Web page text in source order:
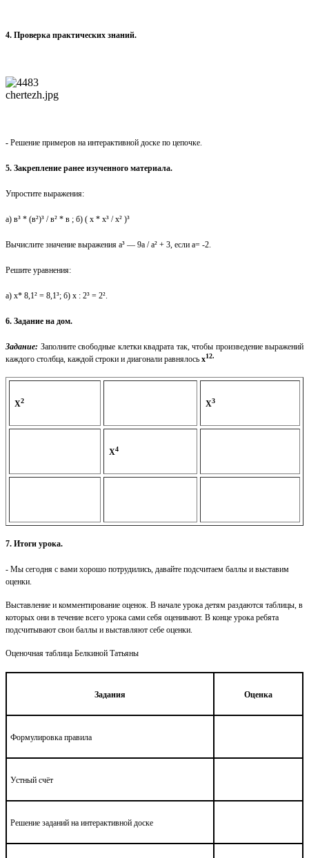
4. Проверка практических знаний.
chertezh.jpg
- Решение примеров на интерактивной доске по цепочке.
5. Закрепление ранее изученного материала.
Упростите выражения:
а) в³ * (в²)³ / в² * в ; б) ( х * х³ / х² )³
Вычислите значение выражения а³ — 9а / а² + 3, если а= -2.
Решите уравнения:
а) х* 8,1² = 8,1³; б) х : 2³ = 2².
6. Задание на дом.
Задание: Заполните свободные клетки квадрата так, чтобы произведение выражений
каждого столбца, каждой строки и диагонали равнялось х12.
Х2 Х3
Х4
7. Итоги урока.
- Мы сегодня с вами хорошо потрудились, давайте подсчитаем баллы и выставим
оценки.
Выставление и комментирование оценок. В начале урока детям раздаются таблицы, в
которых они в течение всего урока сами себя оценивают. В конце урока ребята
подсчитывают свои баллы и выставляют себе оценки.
Оценочная таблица Белкиной Татьяны
Задания Оценка
Формулировка правила
Устный счёт
Решение заданий на интерактивной доске